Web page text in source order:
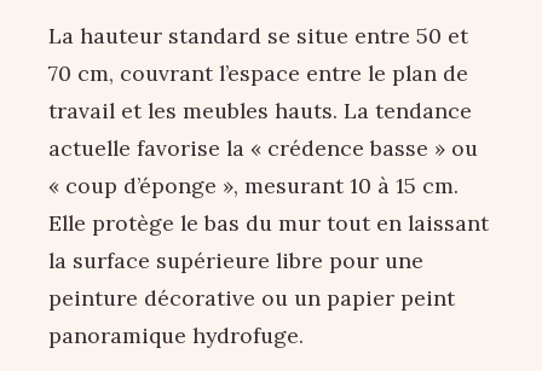
La hauteur standard se situe entre 50 et
70 cm, couvrant l’espace entre le plan de
travail et les meubles hauts. La tendance
actuelle favorise la « crédence basse » ou
« coup d’éponge », mesurant 10 à 15 cm.
Elle protège le bas du mur tout en laissant
la surface supérieure libre pour une
peinture décorative ou un papier peint
panoramique hydrofuge.